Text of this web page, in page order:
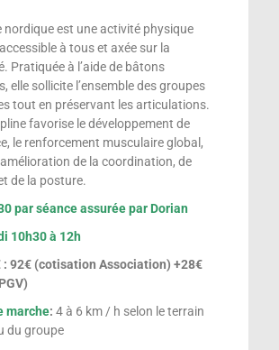
nordique est une activité physique
à tous et axée sur la
Pratiquée à l’aide de bâtons
elle sollicite l’ensemble des groupes
tout en préservant les articulations.
favorise le développement de
le renforcement musculaire global,
de la coordination, de
de la posture.
par séance assurée par Dorian
10h30 à 12h
: 92€ (cotisation Association) +28€
marche: 4 à 6 km / h selon le terrain
du groupe